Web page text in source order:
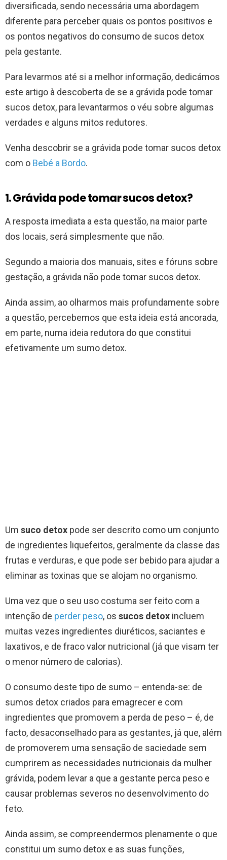
diversificada, sendo necessária uma abordagem
diferente para perceber quais os pontos positivos e
os pontos negativos do consumo de sucos detox
pela gestante.
Para levarmos até si a melhor informação, dedicámos
este artigo à descoberta de se a grávida pode tomar
sucos detox, para levantarmos o véu sobre algumas
verdades e alguns mitos redutores.
Venha descobrir se a grávida pode tomar sucos detox
com o Bebé a Bordo.
1. Grávida pode tomar sucos detox?
A resposta imediata a esta questão, na maior parte
dos locais, será simplesmente que não.
Segundo a maioria dos manuais, sites e fóruns sobre
gestação, a grávida não pode tomar sucos detox.
Ainda assim, ao olharmos mais profundamente sobre
a questão, percebemos que esta ideia está ancorada,
em parte, numa ideia redutora do que constitui
efetivamente um sumo detox.
Um suco detox pode ser descrito como um conjunto
de ingredientes liquefeitos, geralmente da classe das
frutas e verduras, e que pode ser bebido para ajudar a
eliminar as toxinas que se alojam no organismo.
Uma vez que o seu uso costuma ser feito com a
intenção de perder peso, os sucos detox incluem
muitas vezes ingredientes diuréticos, saciantes e
laxativos, e de fraco valor nutricional (já que visam ter
o menor número de calorias).
O consumo deste tipo de sumo – entenda-se: de
sumos detox criados para emagrecer e com
ingredientes que promovem a perda de peso – é, de
facto, desaconselhado para as gestantes, já que, além
de promoverem uma sensação de saciedade sem
cumprirem as necessidades nutricionais da mulher
grávida, podem levar a que a gestante perca peso e
causar problemas severos no desenvolvimento do
feto.
Ainda assim, se compreendermos plenamente o que
constitui um sumo detox e as suas funções,